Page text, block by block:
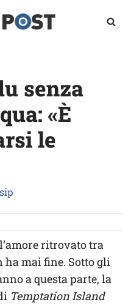
senza
«È
le
ritrovato tra
ha mai fine. Sotto gli
a questa parte, la
Temptation Island